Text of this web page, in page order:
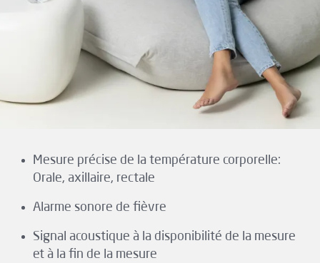
Mesure précise de la température corporelle:
Orale, axillaire, rectale
Alarme sonore de fièvre
Signal acoustique à la disponibilité de la mesure
et à la fin de la mesure